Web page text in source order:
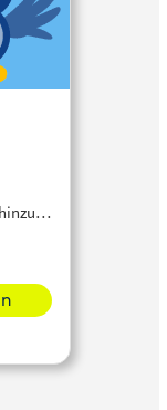
hinzu…